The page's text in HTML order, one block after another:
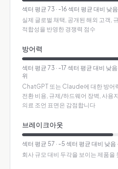
섹터 평균 73 · -16 섹터 평균 대비 낮음
실제 글로벌 채택, 공개된 해외 고객,
적합성을 반영한 경쟁력 점수
방어력
섹터 평균 73 · -17 섹터 평균 대비 낮음
위
ChatGPT 또는 Claude에 대한 방어
전환 비용, 규제/하드웨어 장벽, 사용
의료 조언 표면은 감점합니다
브레이크아웃
섹터 평균 57 · -5 섹터 평균 대비 낮음
회사 규모 대비 두각을 보이는 제품을